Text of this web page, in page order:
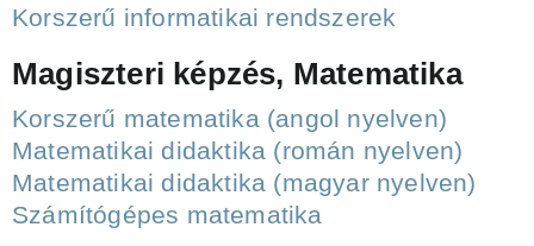
Korszerű informatikai rendszerek
Magiszteri képzés, Matematika
Korszerű matematika (angol nyelven)
Matematikai didaktika (román nyelven)
Matematikai didaktika (magyar nyelven)
Számítógépes matematika